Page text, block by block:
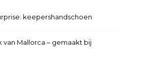
keepershandschoen
van Mallorca – gemaakt bij